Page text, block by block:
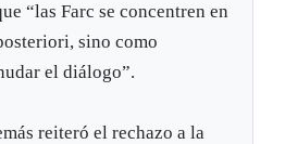
“las Farc se concentren en
sino como
el diálogo”.
reiteró el rechazo a la